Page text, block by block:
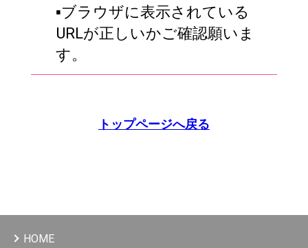
▪️ブラウザに表示されている
URLが正しいかご確認願いま
す。
トップページへ戻る
HOME